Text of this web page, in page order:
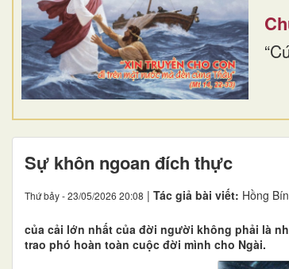
Sự khôn ngoan đích thực
Thứ bảy - 23/05/2026 20:08 | Tác giả bài viết: Hồng
của cải lớn nhất của đời người không phải là
trao phó hoàn toàn cuộc đời mình cho Ngài.